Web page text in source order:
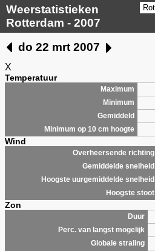
Weerstatistieken
Rotterdam - 2007
do 22 mrt 2007
X
Temperatuur
Maximum
Minimum
Gemiddeld
Minimum op 10 cm hoogte
Wind
Overheersende richting
Gemiddelde snelheid
Hoogste uurgemiddelde snelheid
Hoogste stoot
Zon
Duur
Perc. van langst mogelijk
Globale straling